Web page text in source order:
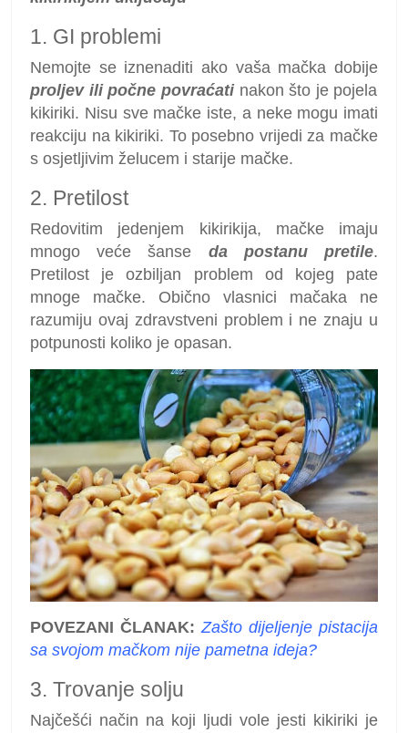
1. GI problemi
Nemojte se iznenaditi ako vaša mačka dobije
proljev ili počne povraćatinakon što je pojela
kikiriki. Nisu sve mačke iste, a neke mogu imati
reakciju na kikiriki. To posebno vrijedi za mačke
s osjetljivim želucem i starije mačke.
2. Pretilost
Redovitim jedenjem kikirikija, mačke imaju
mnogo veće šanse da postanu pretile.
Pretilost je ozbiljan problem od kojeg pate
mnoge mačke. Obično vlasnici mačaka ne
razumiju ovaj zdravstveni problem i ne znaju u
potpunosti koliko je opasan.
POVEZANI ČLANAK: Zašto dijeljenje pistacija
sa svojom mačkom nije pametna ideja?
3. Trovanje solju
Najčešći način na koji ljudi vole jesti kikiriki je